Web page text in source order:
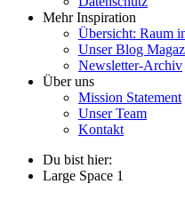
Mehr Inspiration
Übersicht: Raum
Unser Blog
Newsletter-Archiv
Über uns
Mission Statement
Unser Team
Kontakt
Du bist hier:
Large Space 1